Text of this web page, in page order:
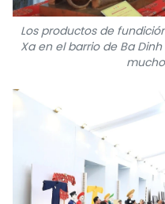
Los productos de
Xa en el barrio de Ba